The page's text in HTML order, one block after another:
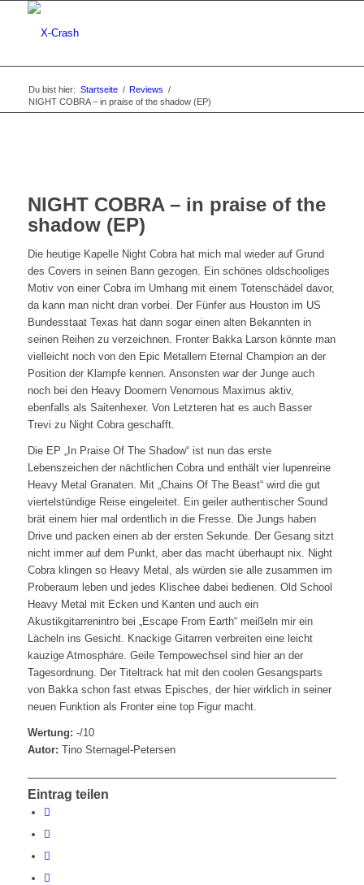
Du bist hier: Startseite / Reviews /
NIGHT COBRA – in praise of the shadow (EP)
NIGHT COBRA – in praise of the
shadow (EP)
Die heutige Kapelle Night Cobra hat mich mal wieder auf Grund
des Covers in seinen Bann gezogen. Ein schönes oldschooliges
Motiv von einer Cobra im Umhang mit einem Totenschädel davor,
da kann man nicht dran vorbei. Der Fünfer aus Houston im US
Bundesstaat Texas hat dann sogar einen alten Bekannten in
seinen Reihen zu verzeichnen. Fronter Bakka Larson könnte man
vielleicht noch von den Epic Metallern Eternal Champion an der
Position der Klampfe kennen. Ansonsten war der Junge auch
noch bei den Heavy Doomern Venomous Maximus aktiv,
ebenfalls als Saitenhexer. Von Letzteren hat es auch Basser
Trevi zu Night Cobra geschafft.
Die EP „In Praise Of The Shadow“ ist nun das erste
Lebenszeichen der nächtlichen Cobra und enthält vier lupenreine
Heavy Metal Granaten. Mit „Chains Of The Beast“ wird die gut
viertelstündige Reise eingeleitet. Ein geiler authentischer Sound
brät einem hier mal ordentlich in die Fresse. Die Jungs haben
Drive und packen einen ab der ersten Sekunde. Der Gesang sitzt
nicht immer auf dem Punkt, aber das macht überhaupt nix. Night
Cobra klingen so Heavy Metal, als würden sie alle zusammen im
Proberaum leben und jedes Klischee dabei bedienen. Old School
Heavy Metal mit Ecken und Kanten und auch ein
Akustikgitarrenintro bei „Escape From Earth“ meißeln mir ein
Lächeln ins Gesicht. Knackige Gitarren verbreiten eine leicht
kauzige Atmosphäre. Geile Tempowechsel sind hier an der
Tagesordnung. Der Titeltrack hat mit den coolen Gesangsparts
von Bakka schon fast etwas Episches, der hier wirklich in seiner
neuen Funktion als Fronter eine top Figur macht.
Wertung: -/10
Autor: Tino Sternagel-Petersen
Eintrag teilen